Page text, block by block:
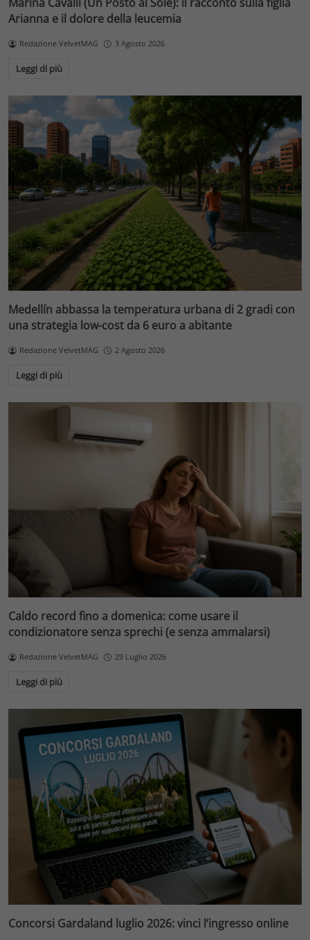
Arianna e il dolore della leucemia
Redazione VelvetMAG 3 Agosto 2026
Leggi di più
Medellín abbassa la temperatura urbana di 2 gradi con
una strategia low-cost da 6 euro a abitante
Redazione VelvetMAG 2 Agosto 2026
Leggi di più
Caldo record fino a domenica: come usare il
condizionatore senza sprechi (e senza ammalarsi)
Redazione VelvetMAG 29 Luglio 2026
Leggi di più
Concorsi Gardaland luglio 2026: vinci l’ingresso online